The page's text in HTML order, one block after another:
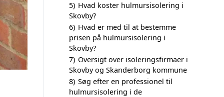
5) Hvad koster hulmursisolering i
Skovby?
6) Hvad er med til at bestemme
prisen på hulmursisolering i
Skovby?
7) Oversigt over isoleringsfirmaer i
Skovby og Skanderborg kommune
8) Søg efter en professionel til
hulmursisolering i de